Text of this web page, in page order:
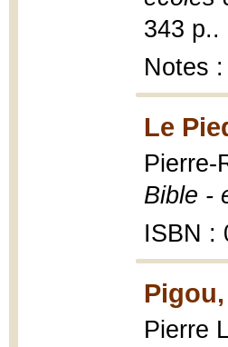
343 p..
Notes
Le
Pierre-
Bible -
ISBN :
Pierre